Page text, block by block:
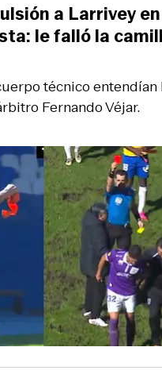
técnico entendían
Fernando Véjar.
a Larrivey
le falló la